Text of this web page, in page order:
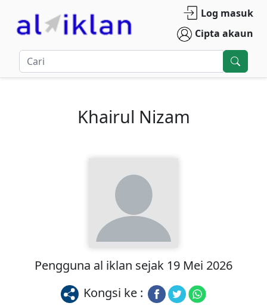
Log masuk
Cipta akaun
Khairul Nizam
Pengguna al iklan sejak 19 Mei 2026
Kongsi ke :